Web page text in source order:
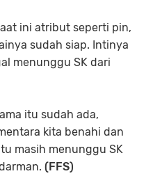
ini atribut seperti pin,
sudah siap. Intinya
menunggu SK dari
itu sudah ada,
kita benahi dan
masih menunggu SK
(FFS)